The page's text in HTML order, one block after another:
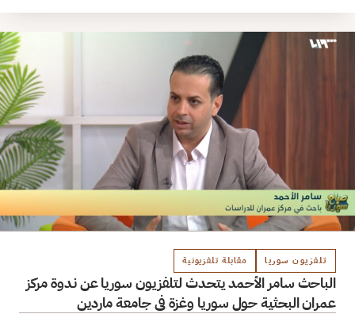
تلفزيون سوريا مقابلة تلفزيونية
الباحث سامر الأحمد يتحدث لتلفزيون سوريا عن ندوة مركز
عمران البحثية حول سوريا وغزة في جامعة ماردين